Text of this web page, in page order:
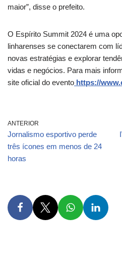
maior”, disse o prefeito.
O Espírito Summit 2024 é uma
linharenses se conectarem com
novas estratégias e explorar
vidas e negócios. Para mais
site oficial do evento https://
ANTERIOR
Jornalismo esportivo perde
três ícones em menos de 24
horas